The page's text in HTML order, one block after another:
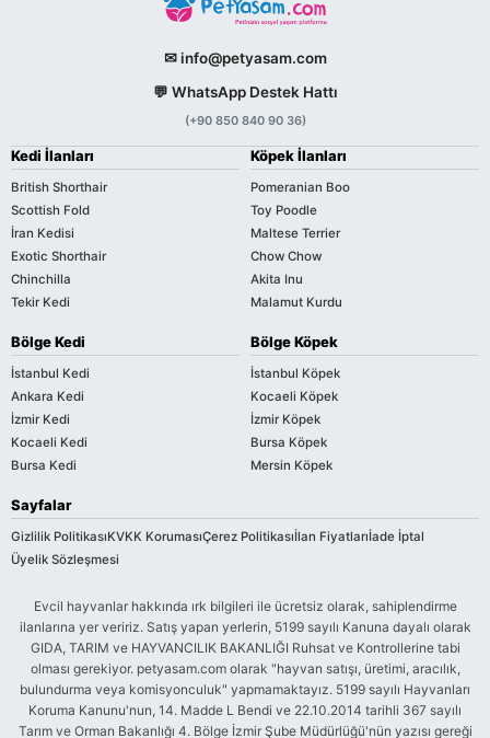
✉ info@petyasam.com
💬 WhatsApp Destek Hattı
(+90 850 840 90 36)
Kedi İlanları
British Shorthair
Scottish Fold
İran Kedisi
Exotic Shorthair
Chinchilla
Tekir Kedi
Köpek İlanları
Pomeranian Boo
Toy Poodle
Maltese Terrier
Chow Chow
Akita Inu
Malamut Kurdu
Bölge Kedi
İstanbul Kedi
Ankara Kedi
İzmir Kedi
Kocaeli Kedi
Bursa Kedi
Bölge Köpek
İstanbul Köpek
Kocaeli Köpek
İzmir Köpek
Bursa Köpek
Mersin Köpek
Sayfalar
Gizlilik PolitikasıKVKK KorumasıÇerez Politikasıİlan Fiyatlarıİade İptal
Üyelik Sözleşmesi
Evcil hayvanlar hakkında ırk bilgileri ile ücretsiz olarak, sahiplendirme
ilanlarına yer veririz. Satış yapan yerlerin, 5199 sayılı Kanuna dayalı olarak
GIDA, TARIM ve HAYVANCILIK BAKANLIĞI Ruhsat ve Kontrollerine tabi
olması gerekiyor. petyasam.com olarak "hayvan satışı, üretimi, aracılık,
bulundurma veya komisyonculuk" yapmamaktayız. 5199 sayılı Hayvanları
Koruma Kanunu'nun, 14. Madde L Bendi ve 22.10.2014 tarihli 367 sayılı
Tarım ve Orman Bakanlığı 4. Bölge İzmir Şube Müdürlüğü'nün yazısı gereği